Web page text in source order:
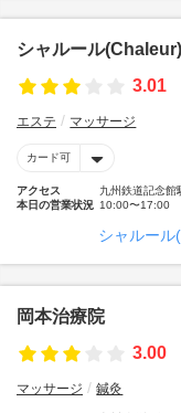
シャルール(Chaleur)
3.01
エステ マッサージ
カード可
アクセス
九州鉄道記念館
本日の営業状況 10:00〜17:00
シャルール
岡本治療院
3.00
マッサージ 鍼灸